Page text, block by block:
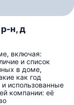
н, д
включая:
и список
в доме,
как год
использованные
компании: её